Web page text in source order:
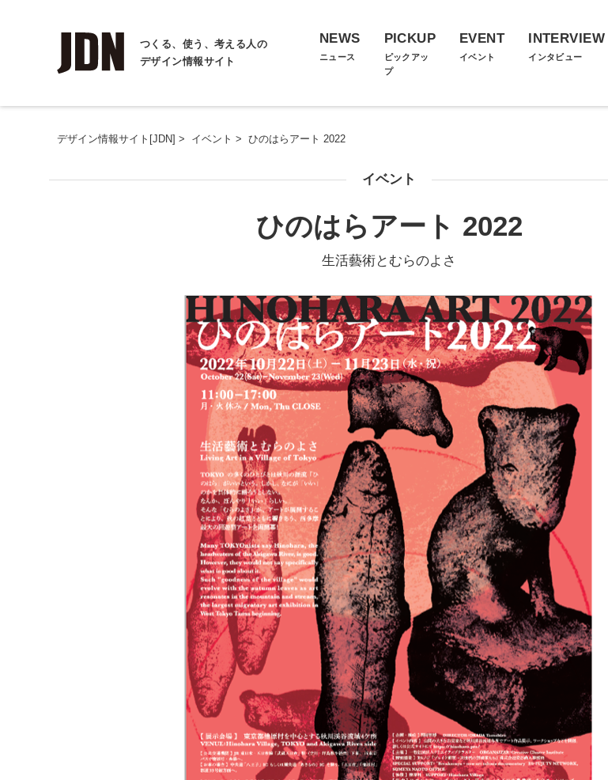
つくる、使う、考える人の
デザイン情報サイト
NEWS
ニュース
PICKUP
ピックアッ
プ
EVENT
イベント
INTERVIEW
インタビュー
デザイン情報サイト[JDN] > イベント > ひのはらアート 2022
イベント
ひのはらアート 2022
生活藝術とむらのよさ